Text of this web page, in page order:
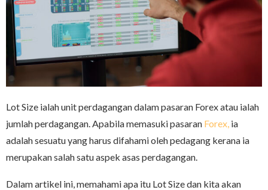
Lot Size ialah unit perdagangan dalam pasaran Forex atau ialah
jumlah perdagangan. Apabila memasuki pasaran Forex, ia
adalah sesuatu yang harus difahami oleh pedagang kerana ia
merupakan salah satu aspek asas perdagangan.
Dalam artikel ini, memahami apa itu Lot Size dan kita akan